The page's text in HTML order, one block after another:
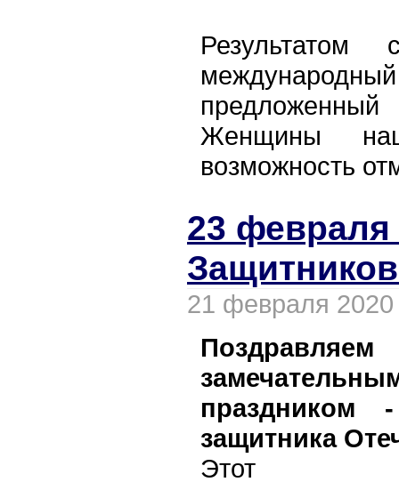
Женщины
возможность
23
21 февраля 2020
праздником
защитника
Этот